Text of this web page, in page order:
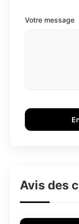
Votre message
Avis des